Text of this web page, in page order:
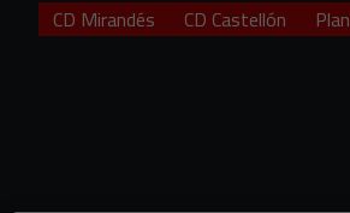
CD Mirandés CD Castellón